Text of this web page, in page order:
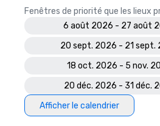
Fenêtres de priorité que les lieux
6 août 2026 - 27 août
20 sept. 2026 - 21 sept.
18 oct. 2026 - 5 nov.
20 déc. 2026 - 31 déc.
Afficher le calendrier